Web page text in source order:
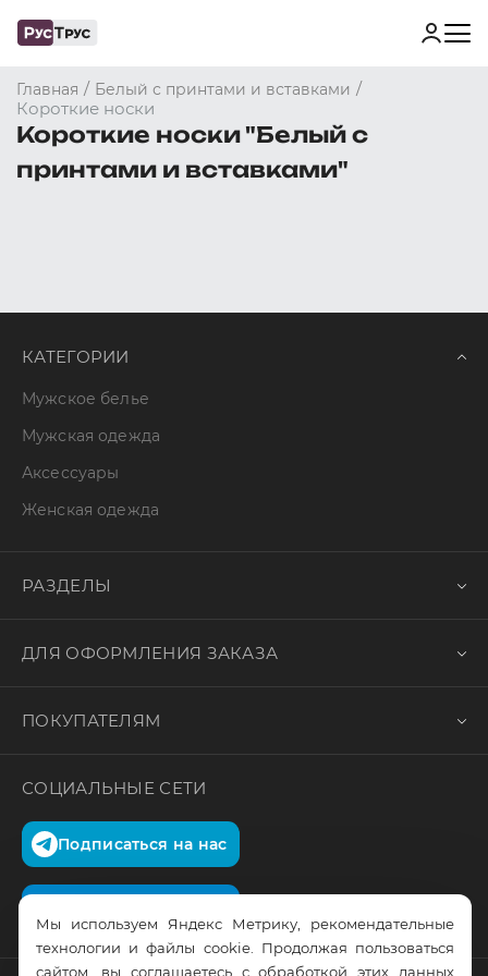
Главная / Белый с принтами и вставками /
Короткие носки
Короткие носки "Белый с
принтами и вставками"
КАТЕГОРИИ
Мужское белье
Мужская одежда
Аксессуары
Женская одежда
РАЗДЕЛЫ
ДЛЯ ОФОРМЛЕНИЯ ЗАКАЗА
ПОКУПАТЕЛЯМ
СОЦИАЛЬНЫЕ СЕТИ
Подписаться на нас
Мы используем Яндекс Метрику, рекомендательные
технологии и файлы cookie. Продолжая пользоваться
сайтом, вы соглашаетесь с обработкой этих данных